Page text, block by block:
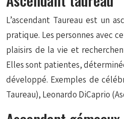
L’ascendant Taureau est un
pratique. Les personnes avec
plaisirs de la vie et
Elles sont patientes,
développé. Exemples de
Taureau), Leonardo DiCaprio